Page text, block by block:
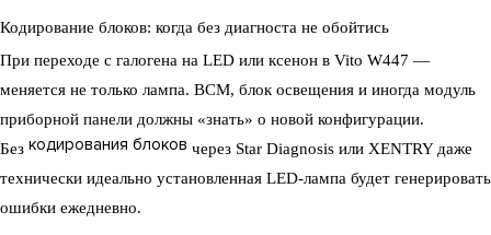
Кодирование блоков: когда без диагноста не обойтись
При переходе с галогена на LED или ксенон в Vito W447 —
меняется не только лампа. BCM, блок освещения и иногда модуль
приборной панели должны «знать» о новой конфигурации.
Без кодирования блоков через Star Diagnosis или XENTRY даже
технически идеально установленная LED-лампа будет генерировать
ошибки ежедневно.